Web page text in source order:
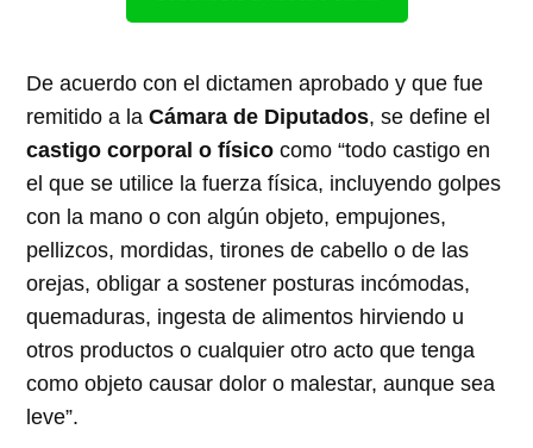
De acuerdo con el dictamen aprobado y que fue
remitido a la Cámara de Diputados, se define el
castigo corporal o físico como “todo castigo en
el que se utilice la fuerza física, incluyendo golpes
con la mano o con algún objeto, empujones,
pellizcos, mordidas, tirones de cabello o de las
orejas, obligar a sostener posturas incómodas,
quemaduras, ingesta de alimentos hirviendo u
otros productos o cualquier otro acto que tenga
como objeto causar dolor o malestar, aunque sea
leve”.